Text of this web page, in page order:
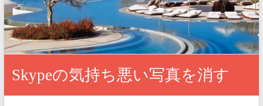
Skypeの気持ち悪い写真を消す